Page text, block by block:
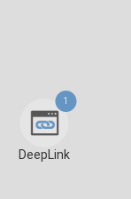
1
DeepLink